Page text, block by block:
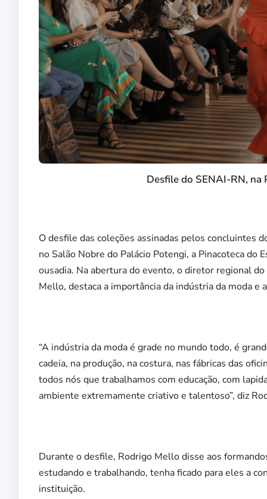
Desfile do SENAI-RN, na
O desfile das coleções assinadas pelos concluintes
no Salão Nobre do Palácio Potengi, a Pinacoteca do
ousadia. Na abertura do evento, o diretor regional
Mello, destaca a importância da indústria da moda e
“A indústria da moda é grade no mundo todo, é
cadeia, na produção, na costura, nas fábricas das
todos nós que trabalhamos com educação, com
ambiente extremamente criativo e talentoso”, diz
Durante o desfile, Rodrigo Mello disse aos
estudando e trabalhando, tenha ficado para eles a
instituição.